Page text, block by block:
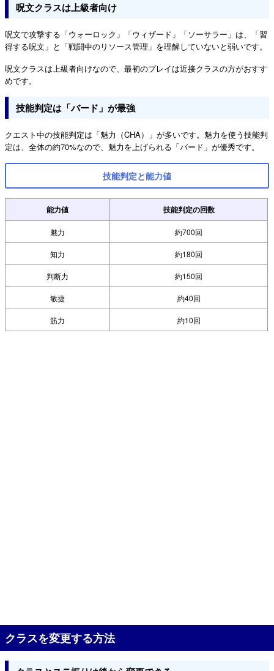
呪文クラスは上級者向け
呪文で攻撃する「ウォーロック」「ウィザード」「ソーサラー」は、「習
得する呪文」と「戦闘中のリソース管理」を理解していないと弱いです。
呪文クラスは上級者向けなので、最初のプレイは近接クラスの方がおすす
めです。
技能判定は「バード」が最強
クエスト中の技能判定は「魅力（CHA）」が多いです。魅力を使う技能判
定は、全体の約70%なので、魅力を上げられる「バード」が優秀です。
技能判定と能力値
能力値 技能判定の回数
魅力 約700回
知力 約180回
判断力 約150回
敏捷 約40回
筋力 約10回
クラスを変更する方法